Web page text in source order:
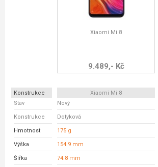
Xiaomi Mi 8
9.489,- Kč
Konstrukce Xiaomi Mi 8
Stav
Nový
Konstrukce Dotyková
Hmotnost 175 g
Výška 154.9 mm
Šířka 74.8 mm